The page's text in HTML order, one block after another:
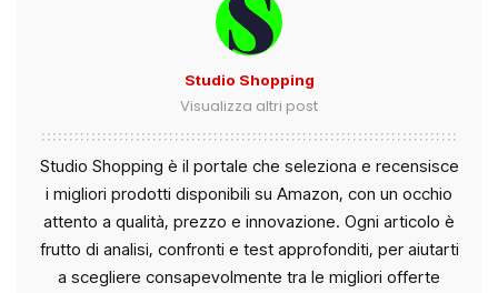
Studio Shopping
Visualizza altri post
Studio Shopping è il portale che seleziona e recensisce
i migliori prodotti disponibili su Amazon, con un occhio
attento a qualità, prezzo e innovazione. Ogni articolo è
frutto di analisi, confronti e test approfonditi, per aiutarti
a scegliere consapevolmente tra le migliori offerte